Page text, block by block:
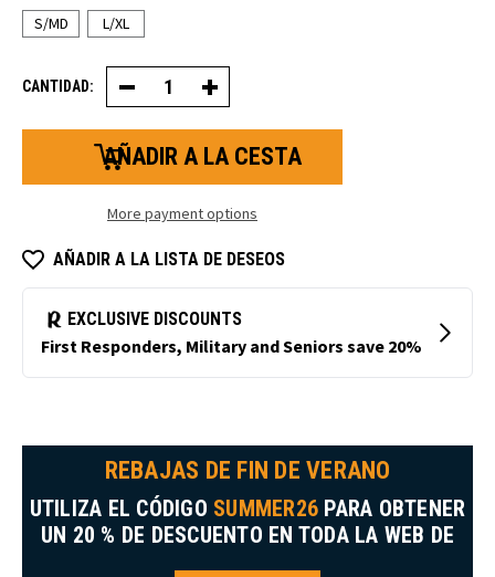
S/MD L/XL
CANTIDAD: Disminuir
la
cantidad
de
pasamontañas
Aumentar
la
cantidad
pasamontañas
More payment options
AÑADIR A LA LISTA DE DESEOS
REBAJAS DE FIN DE VERANO
UTILIZA EL CÓDIGO SUMMER26 PARA OBTENER
UN 20 % DE DESCUENTO EN TODA LA WEB DE